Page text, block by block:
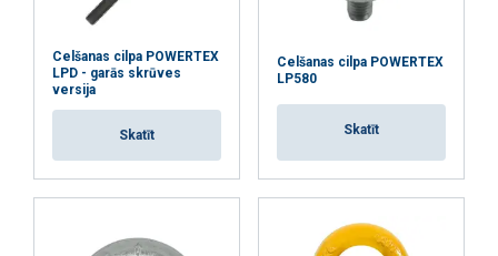
Celšanas cilpa POWERTEX
LPD - garās skrūves
versija
Skatīt
Celšanas cilpa POWERTEX
LP580
Skatīt
PIEKRIST VISIEM
ATTEIKTIES NO VISIEM